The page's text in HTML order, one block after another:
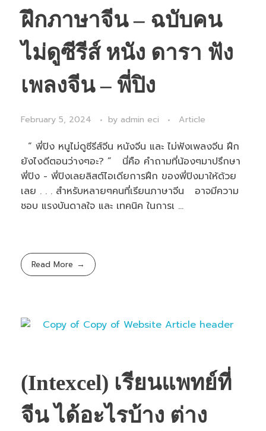
ฝึกภาษาจีน – ฉบับคน
ไม่ดูซีรีส์ หนัง ดารา ฟัง
เพลงจีน – พี่ปิง
February 5, 2024 by admin eci Article
“ พี่ปิง หนูไม่ดูซีรีส์จีน หนังจีน และ ไม่ฟังเพลงจีน ฝึก
ยังไงดีตอนว่างๆอะ? ” นี่คือ คำถามที่น้องๆมาปรึกษา
พี่ปิง - พี่ปิงเลยลิสต์ไอเดียการฝึก ของพี่ปิงมาให้ด้วย
เลย . . . สำหรับหลายๆคนที่เรียนภาษาจีน อาจมีความ
ชอบ แรงบันดาลใจ และ เทคนิค ในการเ ...
Read More
(Intexcel) เรียนแพทย์ที่
จีน ได้อะไรบ้าง ต่าง